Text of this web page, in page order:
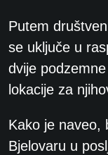
Putem
se uključe u
dvije
lokacije za
Kako je naveo,
Bjelovaru u